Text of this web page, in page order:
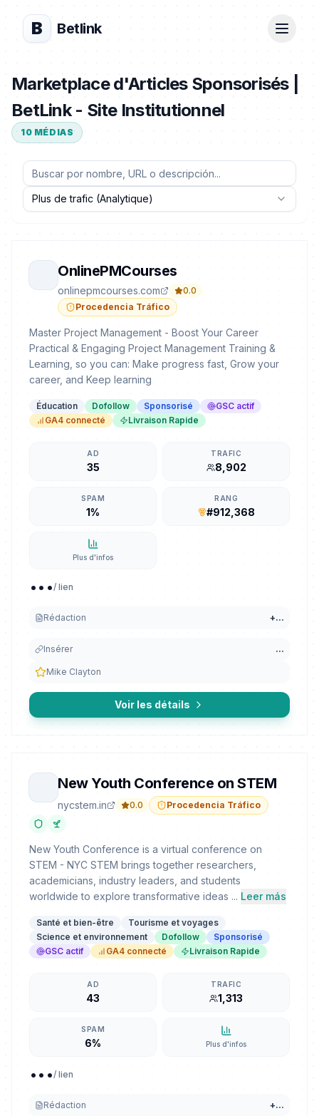
B Betlink
Marketplace d'Articles Sponsorisés |
BetLink - Site Institutionnel
10 MÉDIAS
Plus de trafic (Analytique)
OnlinePMCourses
onlinepmcourses.com
0.0
Procedencia Tráfico
Master Project Management - Boost Your Career
Practical & Engaging Project Management Training &
Learning, so you can: Make progress fast, Grow your
career, and Keep learning
Éducation Dofollow Sponsorisé
GSC actif
GA4 connecté
Livraison Rapide
AD
35
TRAFIC
8,902
SPAM
1%
RANG
#912,368
Plus d'infos
.../ lien
Rédaction +...
Insérer ...
Mike Clayton
Voir les détails
New Youth Conference on STEM
nycstem.in 0.0 Procedencia Tráfico
New Youth Conference is a virtual conference on
STEM - NYC STEM brings together researchers,
academicians, industry leaders, and students
worldwide to explore transformative ideas ... Leer más
Santé et bien-être
Tourisme et voyages
Science et environnement
Dofollow
Sponsorisé
GSC actif
GA4 connecté Livraison Rapide
AD
43
TRAFIC
1,313
SPAM
6% Plus d'infos
.../ lien
Rédaction +...